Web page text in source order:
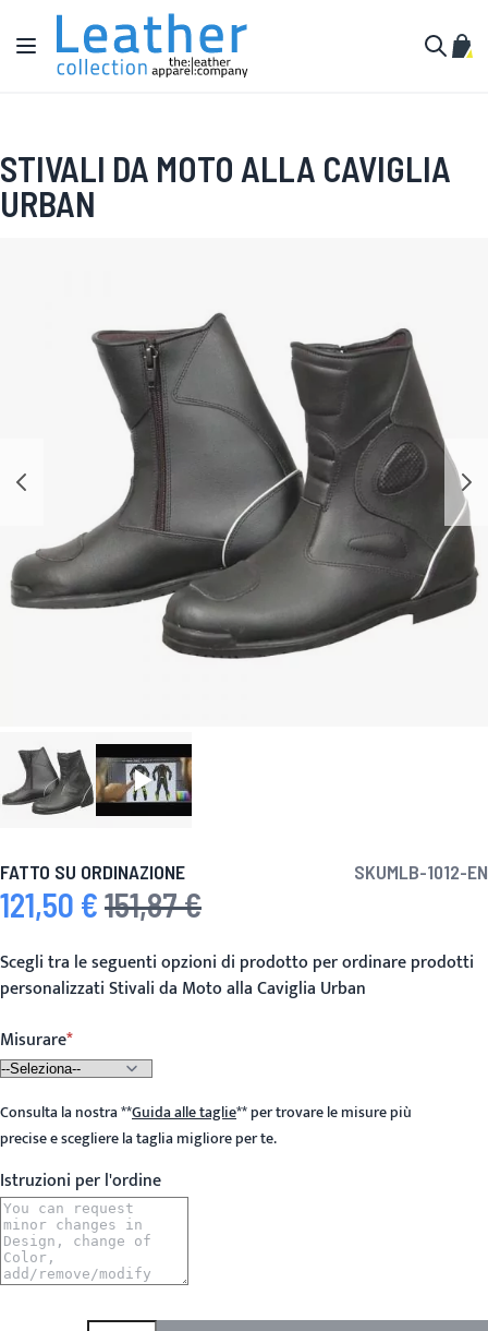
Salta al contenuto
Toggle Nav
STIVALI DA MOTO ALLA CAVIGLIA
URBAN
FATTO SU ORDINAZIONE SKUMLB-1012-EN
Prezzo speciale
121,50 € Prezzo predefinito
151,87 €
Scegli tra le seguenti opzioni di prodotto per ordinare prodotti
personalizzati Stivali da Moto alla Caviglia Urban
Misurare
Consulta la nostra**Guida alle taglie**per trovare le misure più
precise e scegliere la taglia migliore per te.
Istruzioni per l'ordine